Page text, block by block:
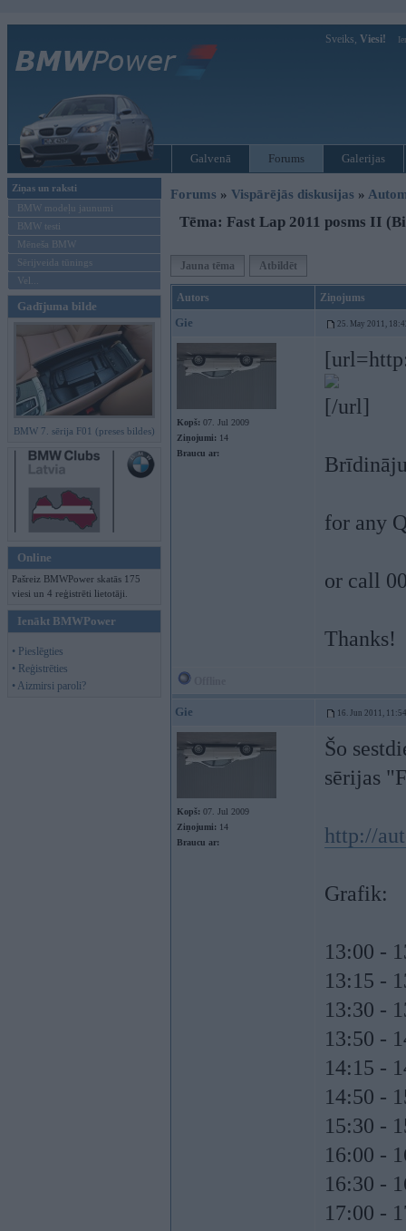
Sveiks, Viesi!
Galvenā Forums Galerijas
Ziņas un raksti
BMW modeļu jaunumi
BMW testi
Mēneša BMW
Sērijveida tūnings
Vel...
Gadījuma bilde
BMW 7. sērija F01 (preses bildes)
Online
Pašreiz BMWPower skatās 175
viesi un 4 reģistrēti lietotāji.
Ienākt BMWPower
• Pieslēgties
• Reģistrēties
• Aizmirsi paroli?
Forums » Vispārējās diskusijas »
Tēma: Fast Lap 2011 posms II
Jauna tēma Atbildēt
Autors Ziņojums
Gie 25. May 2011,
Kopš: 07. Jul 2009
Ziņojumi: 14
Braucu ar:
[/url]
for any
or call
Thanks!
Gie 16. Jun 2011, 11:54
Kopš: 07. Jul 2009
Ziņojumi: 14
Braucu ar:
Šo
sērijas
http://
Grafik:
13:00 -
13:15 -
13:30 -
13:50 -
14:15 -
14:50 -
15:30 -
16:00 -
16:30 -
17:00 -